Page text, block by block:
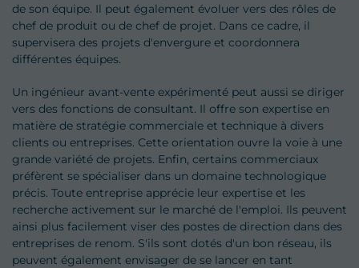
de son équipe. Il peut également évoluer vers des rôles de
chef de produit ou de chef de projet. Dans ce cadre, il
supervisera des projets d'envergure et coordonnera
différentes équipes.
Un ingénieur avant-vente expérimenté peut aussi se diriger
vers des fonctions de consultant. Il offre son expertise en
matière de stratégie commerciale et technique à divers
clients ou entreprises. Cette orientation ouvre la voie à une
grande variété de projets. Enfin, certains commerciaux
préfèrent se spécialiser dans un domaine technologique
précis. Toute entreprise apprécie leur expertise et les
recherche activement sur le marché de l'emploi. Ils peuvent
ainsi plus facilement viser des postes de direction dans des
entreprises de renom. S'ils sont dotés d'un bon réseau, ils
peuvent également envisager de se lancer en tant